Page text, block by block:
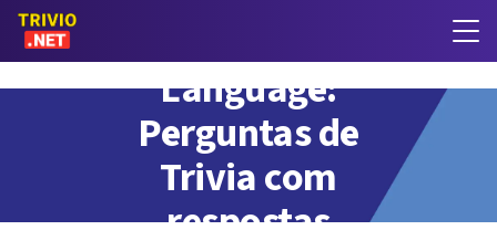
Language:
Perguntas de
Trivia com
respostas